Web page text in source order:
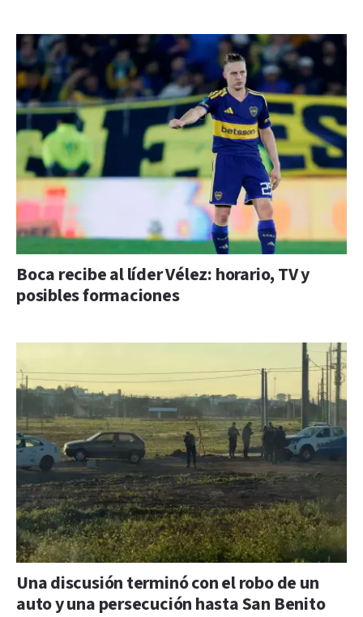
Boca recibe al líder Vélez: horario, TV y
posibles formaciones
Una discusión terminó con el robo de un
auto y una persecución hasta San Benito